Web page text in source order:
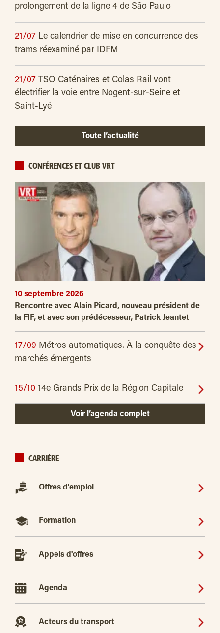
prolongement de la ligne 4 de São Paulo
21/07 Le calendrier de mise en concurrence des
trams réexaminé par IDFM
21/07
TSO Caténaires et Colas Rail vont
électrifier la voie entre Nogent-sur-Seine et
Saint-Lyé
Toute l’actualité
CONFÉRENCES ET CLUB VRT
10 septembre 2026
Rencontre avec Alain Picard, nouveau président de
la FIF, et avec son prédécesseur, Patrick Jeantet
17/09 Métros automatiques. À la conquête des
marchés émergents
15/10 14e Grands Prix de la Région Capitale
Voir l’agenda complet
CARRIÈRE
Offres d'emploi
Formation
Appels d'offres
Agenda
Acteurs du transport